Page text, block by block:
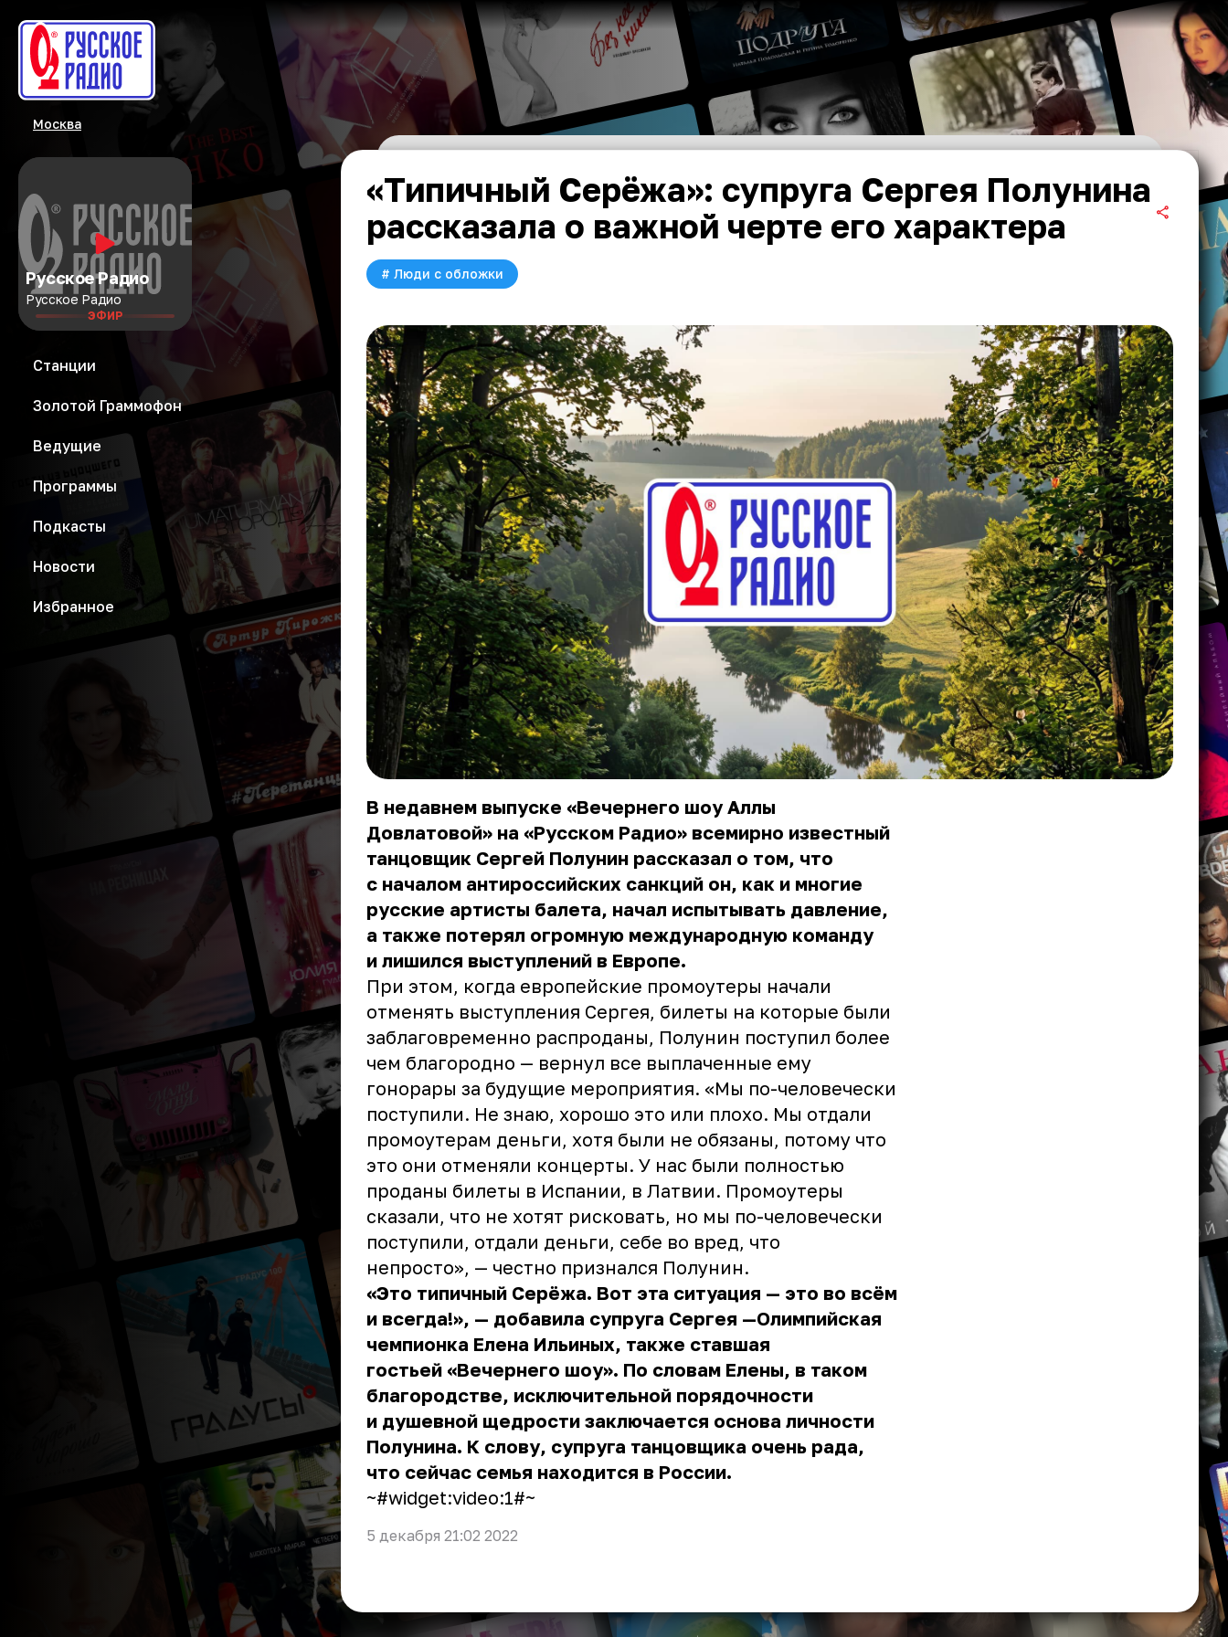
Москва
Русское Радио
Русское Радио
ЭФИР
Станции
Золотой Граммофон
Ведущие
Программы
Подкасты
Новости
Избранное
«Типичный Серёжа»: супруга Сергея Полунина
рассказала о важной черте его характера
# Люди с обложки
В недавнем выпуске «Вечернего шоу Аллы
Довлатовой» на «Русском Радио» всемирно известный
танцовщик Сергей Полунин рассказал о том, что
с началом антироссийских санкций он, как и многие
русские артисты балета, начал испытывать давление,
а также потерял огромную международную команду
и лишился выступлений в Европе.
При этом, когда европейские промоутеры начали
отменять выступления Сергея, билеты на которые были
заблаговременно распроданы, Полунин поступил более
чем благородно — вернул все выплаченные ему
гонорары за будущие мероприятия. «Мы по-человечески
поступили. Не знаю, хорошо это или плохо. Мы отдали
промоутерам деньги, хотя были не обязаны, потому что
это они отменяли концерты. У нас были полностью
проданы билеты в Испании, в Латвии. Промоутеры
сказали, что не хотят рисковать, но мы по-человечески
поступили, отдали деньги, себе во вред, что
непросто», — честно признался Полунин.
«Это типичный Серёжа. Вот эта ситуация — это во всём
и всегда!», — добавила супруга Сергея —Олимпийская
чемпионка Елена Ильиных, также ставшая
гостьей «Вечернего шоу». По словам Елены, в таком
благородстве, исключительной порядочности
и душевной щедрости заключается основа личности
Полунина. К слову, супруга танцовщика очень рада,
что сейчас семья находится в России.
~#widget:video:1#~
5 декабря 21:02 2022